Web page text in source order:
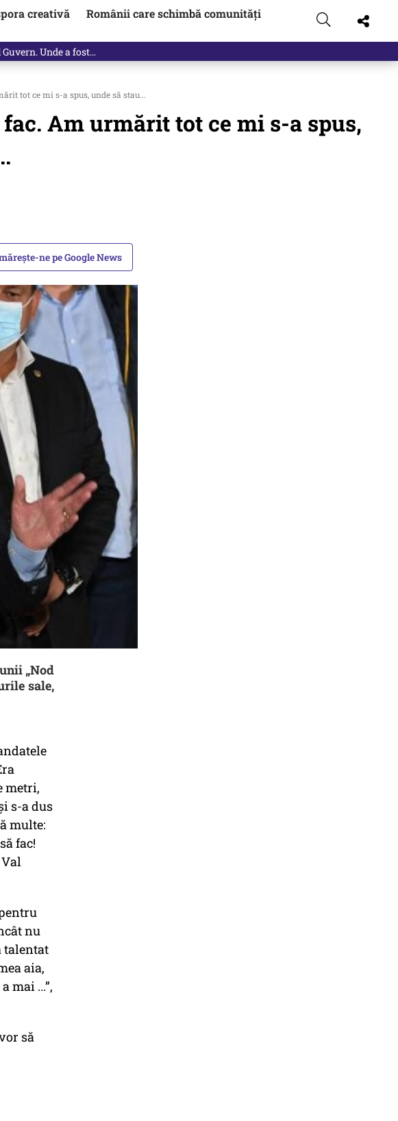
creativă
Românii care schimbă comunități
tot ce mi s-a spus, unde să stau...
Am urmărit tot ce mi s-a spus,
ne pe Google News
„Nod
sale,
metri,
s-a dus
multe:
fac!
nu
talentat
aia,
mai ...”,
să